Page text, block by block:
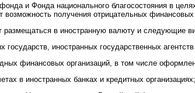
и Фонда национального благосостояния в
возможность получения отрицательных
размещаться в иностранную валюту и следующие
государств, иностранных государственных
финансовых организаций, в том числе
в иностранных банках и кредитных организациях;